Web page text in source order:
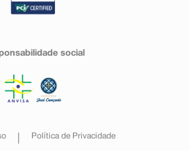
social
Política de Privacidade